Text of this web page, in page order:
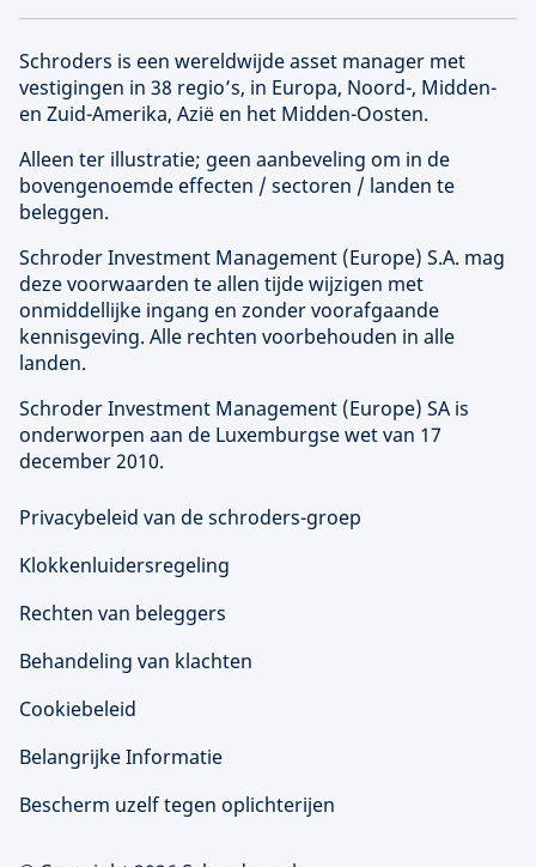
Schroders is een wereldwijde asset manager met
vestigingen in 38 regio’s, in Europa, Noord-, Midden-
en Zuid-Amerika, Azië en het Midden-Oosten.
Alleen ter illustratie; geen aanbeveling om in de
bovengenoemde effecten / sectoren / landen te
beleggen.
Schroder Investment Management (Europe) S.A. mag
deze voorwaarden te allen tijde wijzigen met
onmiddellijke ingang en zonder voorafgaande
kennisgeving. Alle rechten voorbehouden in alle
landen.
Schroder Investment Management (Europe) SA is
onderworpen aan de Luxemburgse wet van 17
december 2010.
Privacybeleid van de schroders-groep
Klokkenluidersregeling
Rechten van beleggers
Behandeling van klachten
Cookiebeleid
Belangrijke Informatie
Bescherm uzelf tegen oplichterijen